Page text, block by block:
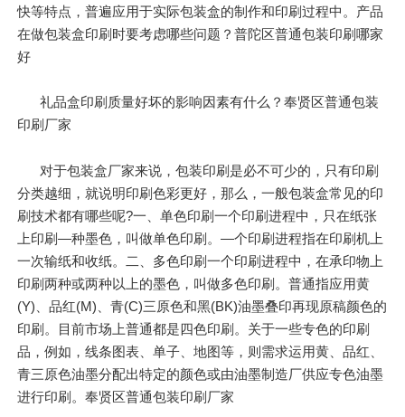
快等特点，普遍应用于实际包装盒的制作和印刷过程中。产品
在做包装盒印刷时要考虑哪些问题？普陀区普通包装印刷哪家
好
礼品盒印刷质量好坏的影响因素有什么？奉贤区普通包装
印刷厂家
对于包装盒厂家来说，包装印刷是必不可少的，只有印刷
分类越细，就说明印刷色彩更好，那么，一般包装盒常见的印
刷技术都有哪些呢?一、单色印刷一个印刷进程中，只在纸张
上印刷—种墨色，叫做单色印刷。—个印刷进程指在印刷机上
一次输纸和收纸。二、多色印刷一个印刷进程中，在承印物上
印刷两种或两种以上的墨色，叫做多色印刷。普通指应用黄
(Y)、品红(M)、青(C)三原色和黑(BK)油墨叠印再现原稿颜色的
印刷。目前市场上普通都是四色印刷。关于一些专色的印刷
品，例如，线条图表、单子、地图等，则需求运用黄、品红、
青三原色油墨分配出特定的颜色或由油墨制造厂供应专色油墨
进行印刷。奉贤区普通包装印刷厂家